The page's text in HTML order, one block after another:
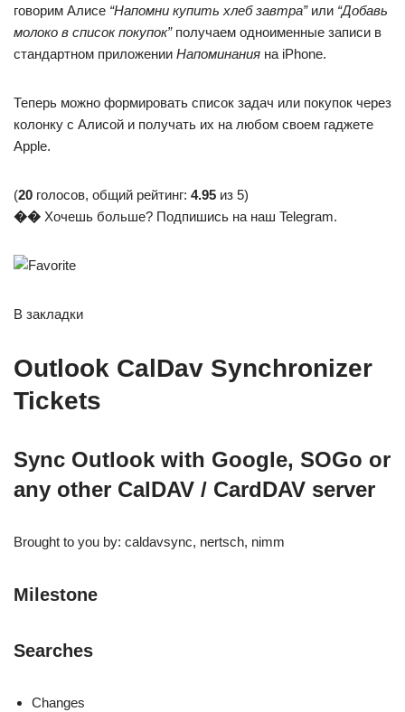
говорим Алисе “Напомни купить хлеб завтра”или “Добавь
молоко в список покупок”получаем одноименные записи в
стандартном приложении Напоминания на iPhone.
Теперь можно формировать список задач или покупок через
колонку с Алисой и получать их на любом своем гаджете
Apple.
(20 голосов, общий рейтинг: 4.95 из 5)
�� Хочешь больше? Подпишись на наш Telegram.
В закладки
Outlook CalDav Synchronizer
Tickets
Sync Outlook with Google, SOGo or
any other CalDAV / CardDAV server
Brought to you by: caldavsync, nertsch, nimm
Milestone
Searches
Changes